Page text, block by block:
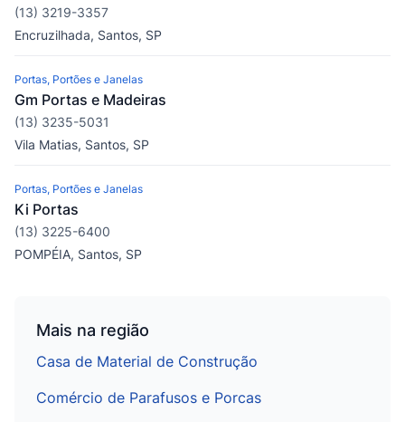
(13) 3219-3357
Encruzilhada, Santos, SP
Portas, Portões e Janelas
Gm Portas e Madeiras
(13) 3235-5031
Vila Matias, Santos, SP
Portas, Portões e Janelas
Ki Portas
(13) 3225-6400
POMPÉIA, Santos, SP
Mais na região
Casa de Material de Construção
Comércio de Parafusos e Porcas